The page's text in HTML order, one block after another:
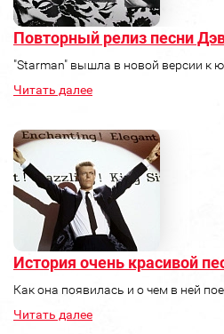
Повторный релиз песни
"Starman" вышла в новой версии к
Читать далее
История очень красивой
Как она появилась и о чем в ней
Читать далее